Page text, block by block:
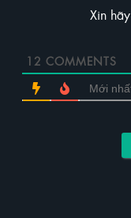
Xin
12 COMMENTS
Mới